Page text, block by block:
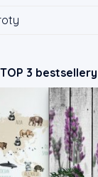
TOP 3 bestsellery